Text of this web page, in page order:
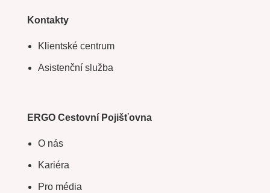
Kontakty
Klientské centrum
Asistenční služba
ERGO Cestovní Pojišťovna
O nás
Kariéra
Pro média